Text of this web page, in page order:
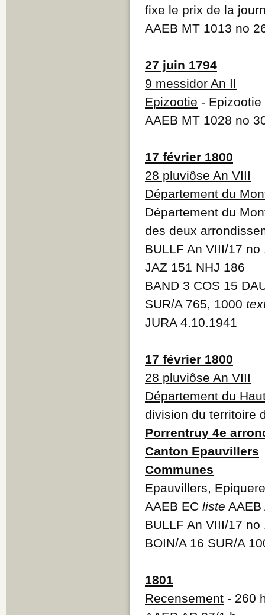
fixe le prix de la
AAEB MT 1013 no
27 juin 1794
9 messidor An II
Epizootie -
AAEB MT 1028 no
17 février 1800
28 pluviôse An VIII
Département du
Département du
des deux
BULLF An VIII/17 no
JAZ 151 NHJ 186
BAND 3 COS 15
SUR/A 765, 1000
JURA 4.10.1941
17 février 1800
28 pluviôse An VIII
Département du
division du territoire
Porrentruy 4e
Canton Epauvillers
Communes
Epauvillers,
AAEB EC liste AAEB
BULLF An VIII/17 no
BOIN/A 16 SUR/A
1801
Recensement - 260